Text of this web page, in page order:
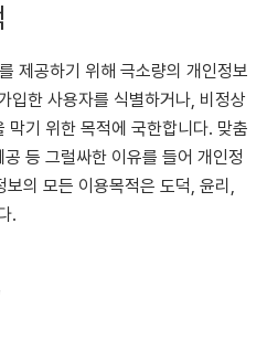
제공하기 위해 극소량의 개인정보
입한 사용자를 식별하거나, 비정상
기 위한 목적에 국한합니다. 맞춤
등 그럴싸한 이유를 들어 개인정
의 모든 이용목적은 도덕, 윤리,
.